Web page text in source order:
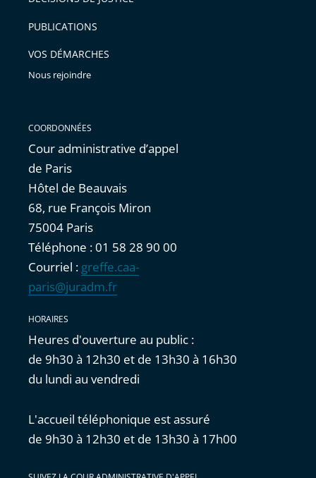
PUBLICATIONS
VOS DÉMARCHES
Nous rejoindre
COORDONNÉES
Cour administrative d’appel
de Paris
Hôtel de Beauvais
68, rue François Miron
75004 Paris
Téléphone : 01 58 28 90 00
Courriel : greffe.caa-
paris@juradm.fr
HORAIRES
Heures d'ouverture au public :
de 9h30 à 12h30 et de 13h30 à 16h30
du lundi au vendredi
L'accueil téléphonique est assuré
de 9h30 à 12h30 et de 13h30 à 17h00